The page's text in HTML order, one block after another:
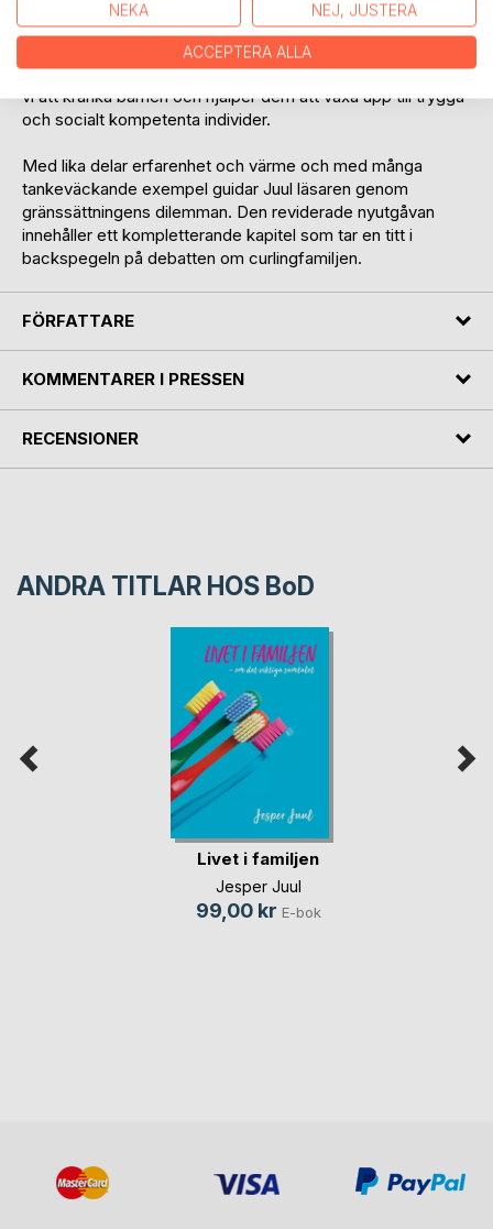
I Här är jag! Vem är du? betonar han istället vikten av
ömsesidig lyhördhet och respekt för såväl barnets som
den vuxnes personliga gränser. Lyckas vi med det undviker
vi att kränka barnen och hjälper dem att växa upp till trygga
och socialt kompetenta individer.
Med lika delar erfarenhet och värme och med många
tankeväckande exempel guidar Juul läsaren genom
gränssättningens dilemman. Den reviderade nyutgåvan
innehåller ett kompletterande kapitel som tar en titt i
backspegeln på debatten om curlingfamiljen.
FÖRFATTARE
KOMMENTARER I PRESSEN
RECENSIONER
ANDRA TITLAR HOS BoD
Livet i familjen
Jesper Juul
99,00 kr E-bok
NEKA NEJ, JUSTERA
ACCEPTERA ALLA